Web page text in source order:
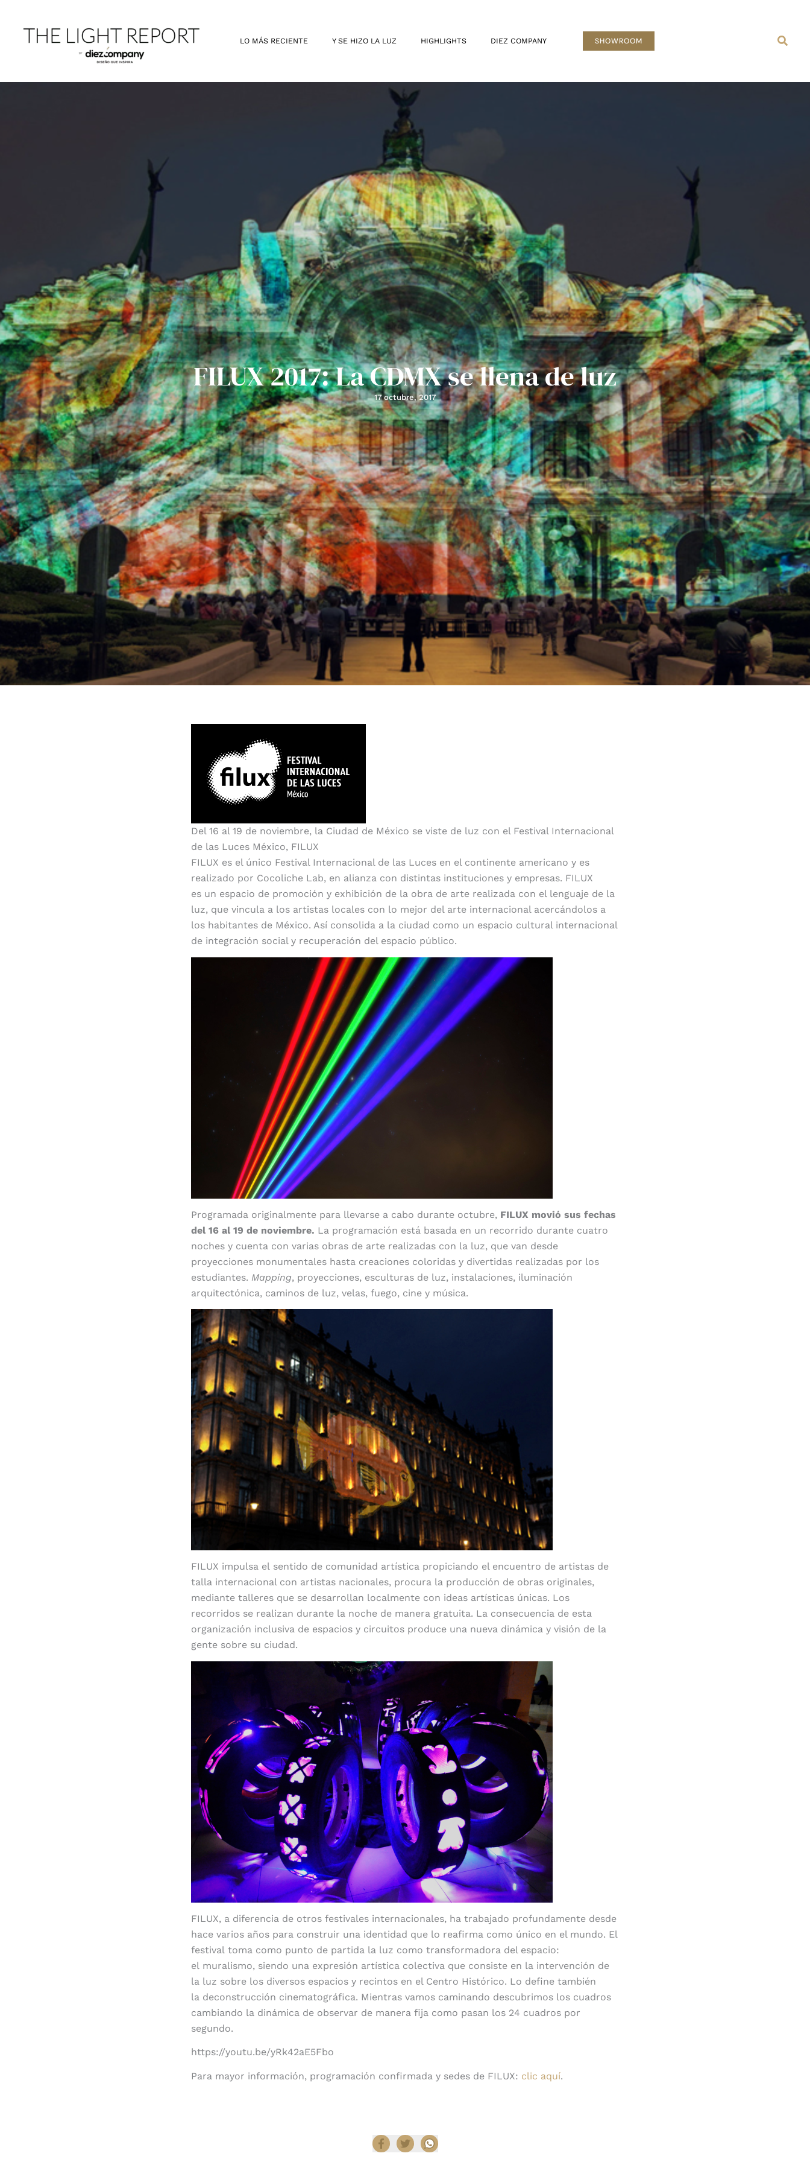
contenido
LO MÁS RECIENTE Y SE HIZO LA LUZ HIGHLIGHTS DIEZ COMPANY SHOWROOM
FILUX 2017: La CDMX se llena de luz
17 octubre, 2017
Del 16 al 19 de noviembre, la Ciudad de México se viste de luz con el Festival Internacional
de las Luces México, FILUX
FILUX es el único Festival Internacional de las Luces en el continente americano y es
realizado por Cocoliche Lab, en alianza con distintas instituciones y empresas. FILUX
es un espacio de promoción y exhibición de la obra de arte realizada con el lenguaje de la
luz, que vincula a los artistas locales con lo mejor del arte internacional acercándolos a
los habitantes de México. Así consolida a la ciudad como un espacio cultural internacional
de integración social y recuperación del espacio público.
Programada originalmente para llevarse a cabo durante octubre, FILUX movió sus fechas
del 16 al 19 de noviembre. La programación está basada en un recorrido durante cuatro
noches y cuenta con varias obras de arte realizadas con la luz, que van desde
proyecciones monumentales hasta creaciones coloridas y divertidas realizadas por los
estudiantes. Mapping, proyecciones, esculturas de luz, instalaciones, iluminación
arquitectónica, caminos de luz, velas, fuego, cine y música.
FILUX impulsa el sentido de comunidad artística propiciando el encuentro de artistas de
talla internacional con artistas nacionales, procura la producción de obras originales,
mediante talleres que se desarrollan localmente con ideas artísticas únicas. Los
recorridos se realizan durante la noche de manera gratuita. La consecuencia de esta
organización inclusiva de espacios y circuitos produce una nueva dinámica y visión de la
gente sobre su ciudad.
FILUX, a diferencia de otros festivales internacionales, ha trabajado profundamente desde
hace varios años para construir una identidad que lo reafirma como único en el mundo. El
festival toma como punto de partida la luz como transformadora del espacio:
el muralismo, siendo una expresión artística colectiva que consiste en la intervención de
la luz sobre los diversos espacios y recintos en el Centro Histórico. Lo define también
la deconstrucción cinematográfica. Mientras vamos caminando descubrimos los cuadros
cambiando la dinámica de observar de manera fija como pasan los 24 cuadros por
segundo.
https://youtu.be/yRk42aE5Fbo
Para mayor información, programación confirmada y sedes de FILUX: clic aquí.